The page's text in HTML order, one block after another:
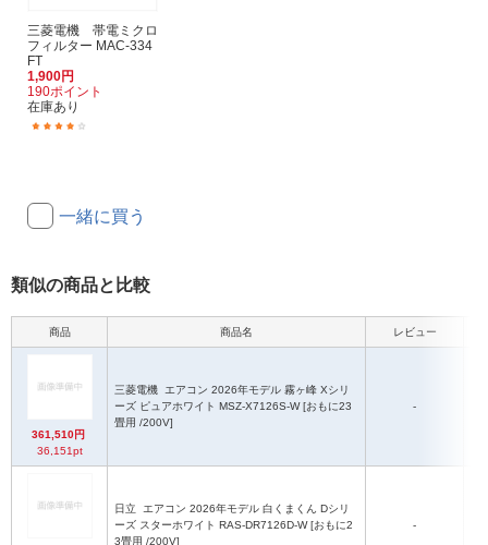
三菱電機 帯電ミクロ
フィルター MAC-334
FT
1,900円
190ポイント
在庫あり
一緒に買う
類似の商品と比較
商品 商品名 レビュー
361,510円
36,151pt
三菱電機
ーズ ピュアホワイト MSZ-X7126S-W [おもに23
畳用 /200V]
-
日立
ーズ スターホワイト RAS-DR7126D-W [おもに2
3畳用 /200V]
-